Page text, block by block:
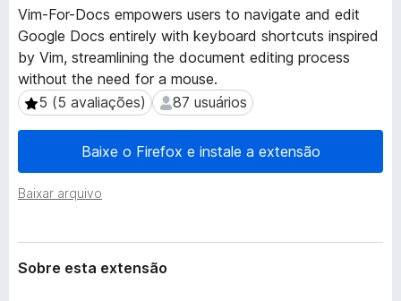
d
o
N
a
v
e
a
F
Vim-For-Docs empowers users to navigate and edit
Google Docs entirely with keyboard shortcuts inspired
by Vim, streamlining the document editing process
without the need for a mouse.
5 (5 avaliações)
5 (5 avaliações) 87 usuários
87 usuários
Baixe o Firefox e instale a extensão
Baixar arquivo
d
o
s
d
a
e
x
e
n
o
Sobre esta extensão